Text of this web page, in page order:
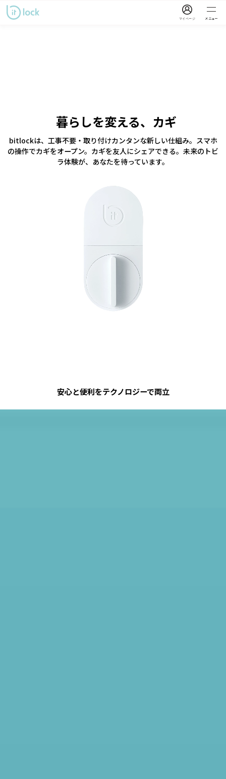
マイページ メニュー
暮らしを変える、カギ
bitlockは、工事不要・取り付けカンタンな新しい仕組み。 スマホ
の操作でカギをオープン。カギを友人にシェアできる。 未来のトビ
ラ体験が、あなたを待っています。
安心と便利をテクノロジーで両立